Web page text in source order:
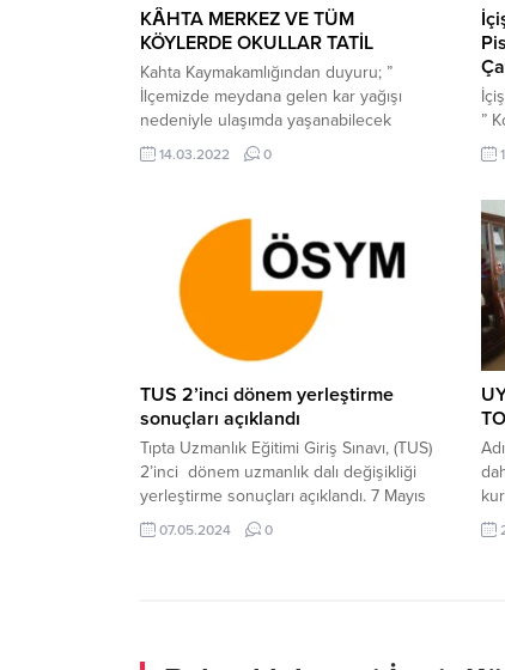
KÂHTA MERKEZ VE TÜM
KÖYLERDE OKULLAR TATİL
Kahta Kaymakamlığından duyuru; ”
İlçemizde meydana gelen kar yağışı
nedeniyle ulaşımda yaşanabilecek
olumsuzluklar göz önünde
bulundurularak Kâhta’ya bağlı köy ve
Pazartesi günü ara verilmiştir. ”
14.03.2022 0
”
TUS 2’inci dönem yerleştirme
sonuçları açıklandı
Tıpta Uzmanlık Eğitimi Giriş Sınavı, (TUS)
2’inci dönem uzmanlık dalı değişikliği
yerleştirme sonuçları açıklandı. 7 Mayıs
2024, 15:27 yayınlandı TUS 2’inci dönem
yerleştirme sonuçları açıklandı Ölçme,
07.05.2024 0